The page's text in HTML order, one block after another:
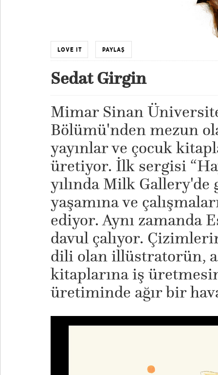
LOVE IT PAYLAŞ
Sedat Girgin
Mimar Sinan
Bölümü'nden mezun
yayınlar ve çocuk
üretiyor. İlk sergisi
yılında Milk
yaşamına ve
ediyor. Aynı zamanda
davul çalıyor.
dili olan illüstratorün,
kitaplarına iş
üretiminde ağır bir